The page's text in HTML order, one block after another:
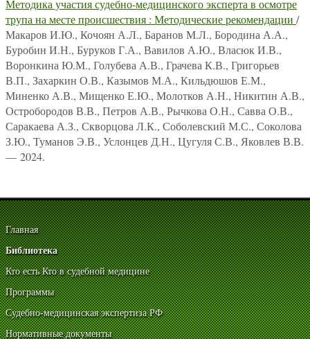
Методика участия судебно-медицинского эксперта в осмотре
трупа на месте происшествия : Методические рекомендации /
Макаров И.Ю., Кочоян А.Л., Баранов М.Л., Бородина А.А.,
Буробин И.Н., Буруков Г.А., Вавилов А.Ю., Власюк И.В.,
Воронкина Ю.М., Голубева А.В., Грачева К.В., Григорьев
В.П., Захаркин О.В., Казымов М.А., Кильдюшов Е.М.,
Миненко А.В., Мищенко Е.Ю., Молотков А.Н., Никитин А.В.,
Остробородов В.В., Петров А.В., Рычкова О.Н., Савва О.В.,
Саракаева А.З., Скворцова Л.К., Соболевский М.С., Соколова
З.Ю., Туманов Э.В., Услонцев Д.Н., Цугуля С.В., Яковлев В.В.
— 2024.
Главная
Библиотека
Кто есть Кто в судебной медицине
Программы
Судебно-медицинская экспертиза РФ
Нормативные документы